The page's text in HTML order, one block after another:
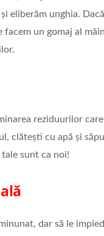
eliberăm unghia.
facem un gomaj al
reziduurilor
clătești cu apă și
sunt ca noi!
dar să le